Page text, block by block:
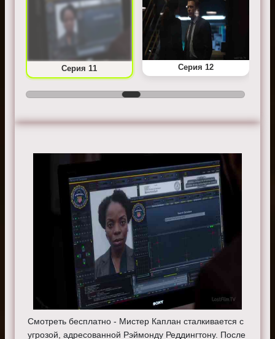
Серия 11 Серия 12
Смотреть бесплатно - Мистер Каплан сталкивается с
угрозой, адресованной Рэймонду Реддингтону. После